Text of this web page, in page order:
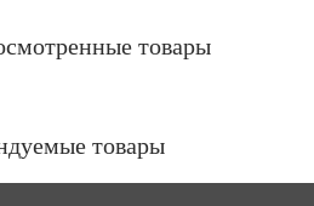
товары
товары